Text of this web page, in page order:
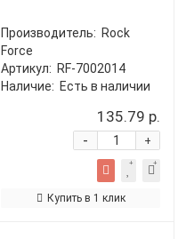
Производитель: Rock
Force
Артикул: RF-7002014
Наличие: Есть в наличии
135.79 р.
+
-
Купить в 1 клик